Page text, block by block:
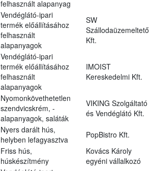
felhasznált alapanyag
Vendéglátó-ipari
termék előállításához
felhasznált
alapanyagok
SW
Szállodaüzemeltető
Kft.
Vendéglátó-ipari
termék előállításához
felhasznált
alapanyagok
IMOIST
Kereskedelmi Kft.
Nyomonkövethetetlen
szendvicskrém, -
alapanyagok, saláták
VIKING Szolgáltató
és Vendéglátó Kft.
Nyers darált hús,
helyben lefagyasztva
PopBistro Kft.
Friss hús,
húskészítmény
Kovács Károly
egyéni vállalkozó